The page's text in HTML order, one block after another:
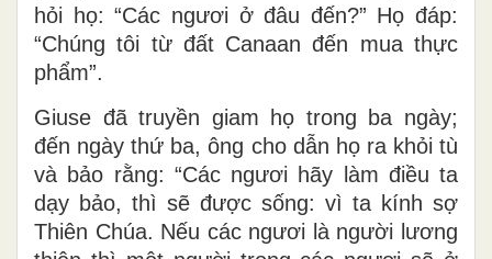
hỏi họ: “Các ngươi ở đâu đến?” Họ đáp:
“Chúng tôi từ đất Canaan đến mua thực
phẩm”.
Giuse đã truyền giam họ trong ba ngày;
đến ngày thứ ba, ông cho dẫn họ ra khỏi tù
và bảo rằng: “Các ngươi hãy làm điều ta
dạy bảo, thì sẽ được sống: vì ta kính sợ
Thiên Chúa. Nếu các ngươi là người lương